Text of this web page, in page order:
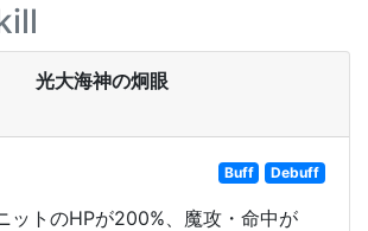
光大海神の炯眼
Buff Debuff
ットのHPが200%、魔攻・命中が